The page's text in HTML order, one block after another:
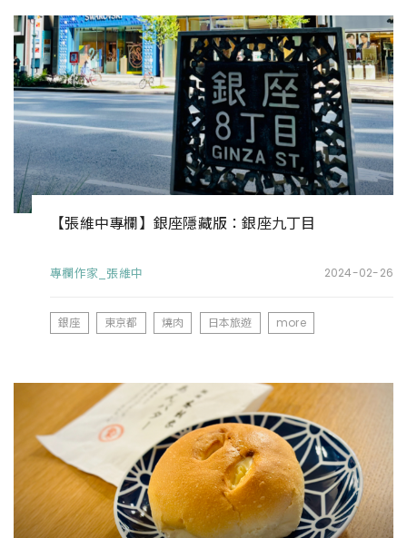
【張維中專欄】銀座隱藏版：銀座九丁目
專欄作家_張維中 2024-02-26
銀座 東京都 燒肉 日本旅遊 more